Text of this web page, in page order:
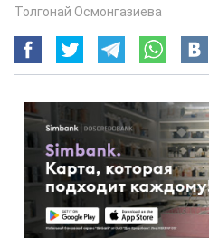
Толгонай Осмонгазиева